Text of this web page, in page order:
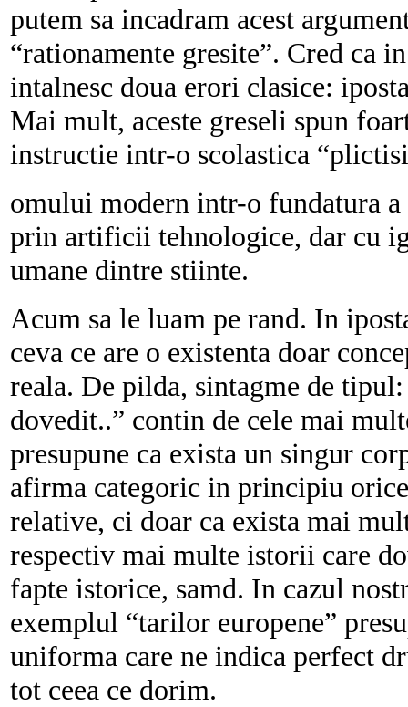
putem sa incadram acest
“rationamente gresite”. Cred ca
intalnesc doua erori clasice:
Mai mult, aceste greseli spun
instructie intr-o scolastica
omului modern intr-o fundatura a
prin artificii tehnologice, dar cu
umane dintre stiinte.
Acum sa le luam pe rand. In
ceva ce are o existenta doar
reala. De pilda, sintagme de
dovedit..” contin de cele mai
presupune ca exista un singur
afirma categoric in principiu
relative, ci doar ca exista mai
respectiv mai multe istorii care
fapte istorice, samd. In cazul
exemplul “tarilor europene”
uniforma care ne indica perfect
tot ceea ce dorim.